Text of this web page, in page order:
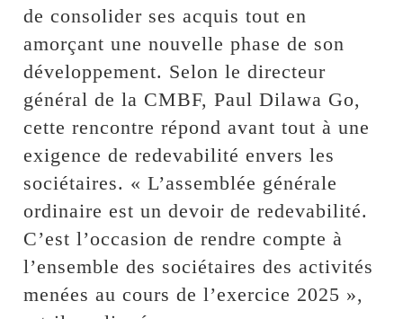
de consolider ses acquis tout en
amorçant une nouvelle phase de son
développement. Selon le directeur
général de la CMBF, Paul Dilawa Go,
cette rencontre répond avant tout à une
exigence de redevabilité envers les
sociétaires. « L’assemblée générale
ordinaire est un devoir de redevabilité.
C’est l’occasion de rendre compte à
l’ensemble des sociétaires des activités
menées au cours de l’exercice 2025 »,